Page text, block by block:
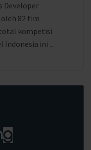
Developer
82 tim
total kompetisi
Indonesia ini ...